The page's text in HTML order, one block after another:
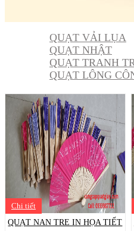
QUẠT VẢI LỤA
QUẠT NHẬT
QUẠT TRANH
QUẠT LÔNG
Chi tiết
QUẠT NAN TRE IN HỌA TIẾT